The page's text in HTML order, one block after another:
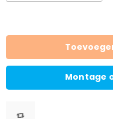
Montage